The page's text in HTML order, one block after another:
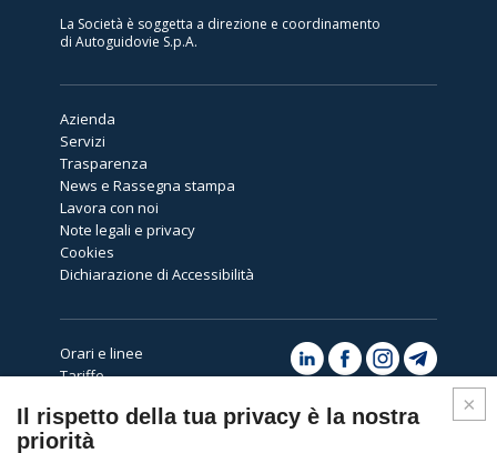
La Società è soggetta a direzione e coordinamento
di Autoguidovie S.p.A.
Azienda
Servizi
Trasparenza
News e Rassegna stampa
Lavora con noi
Note legali e privacy
Cookies
Dichiarazione di Accessibilità
Orari e linee
Tariffe
Assistenza
Il rispetto della tua privacy è la nostra
priorità